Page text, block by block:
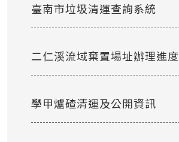
臺南市垃圾清運查詢系統
二仁溪流域棄置場址辦理進度
學甲爐碴清運及公開資訊